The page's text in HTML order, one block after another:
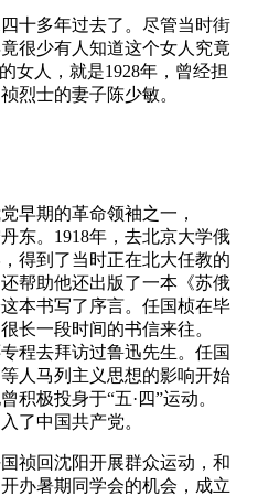
十多年过去了。尽管当时街
很少有人知道这个女人究竟
女人，就是1928年，曾经担
烈士的妻子陈少敏。
早期的革命领袖之一，
东。1918年，去北京大学俄
得到了当时正在北大任教的
帮助他还出版了一本《苏俄
本书写了序言。任国桢在毕
长一段时间的书信来往。
程去拜访过鲁迅先生。任国
人马列主义思想的影响开始
积极投身于“五·四”运动。
了中国共产党。
祯回沈阳开展群众运动，和
办暑期同学会的机会，成立